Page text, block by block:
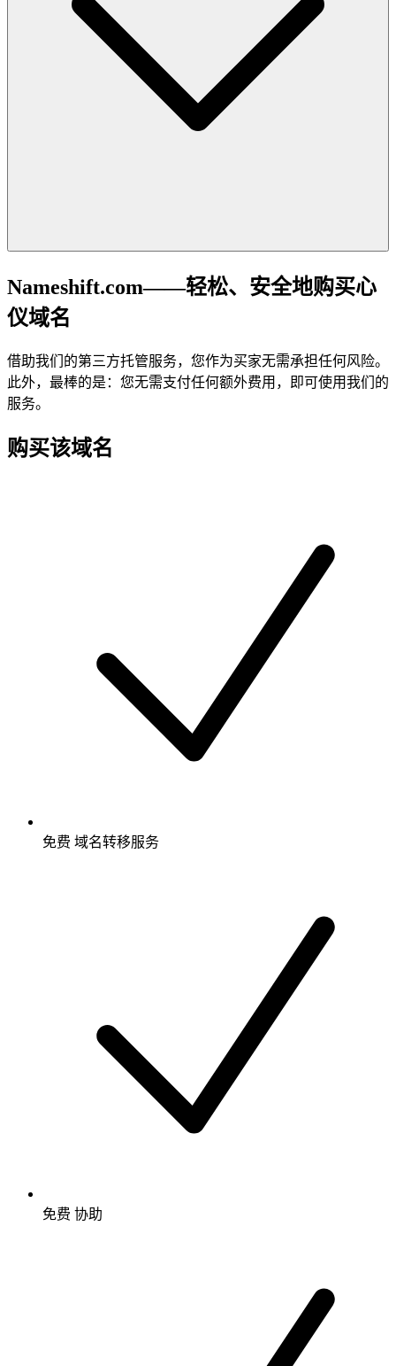
Nameshift.com——轻松、安全地购买心
仪域名
借助我们的第三方托管服务，您作为买家无需承担任何风险。
此外，最棒的是：您无需支付任何额外费用，即可使用我们的
服务。
购买该域名
免费 域名转移服务
免费 协助